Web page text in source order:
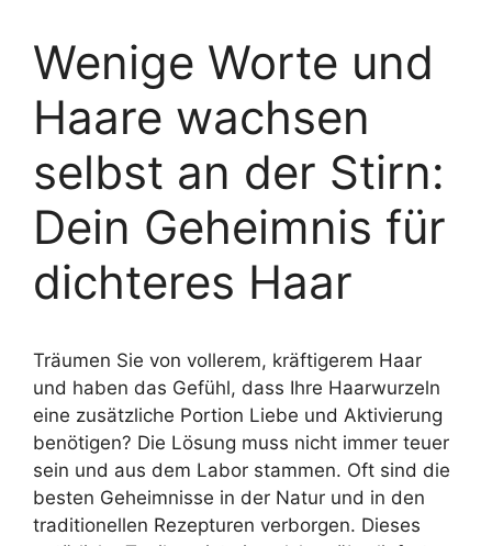
Wenige Worte und
Haare wachsen
selbst an der Stirn:
Dein Geheimnis für
dichteres Haar
Träumen Sie von vollerem, kräftigerem Haar
und haben das Gefühl, dass Ihre Haarwurzeln
eine zusätzliche Portion Liebe und Aktivierung
benötigen? Die Lösung muss nicht immer teuer
sein und aus dem Labor stammen. Oft sind die
besten Geheimnisse in der Natur und in den
traditionellen Rezepturen verborgen. Dieses